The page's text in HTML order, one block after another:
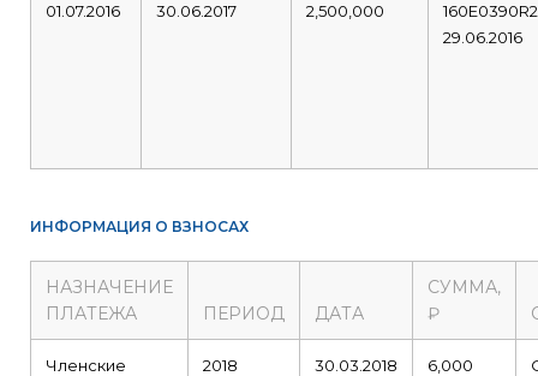
01.07.2016 30.06.2017 2,500,000
29.06.2016
ИНФОРМАЦИЯ О ВЗНОСАХ
НАЗНАЧЕНИЕ
ПЛАТЕЖА
ПЕРИОД ДАТА
СУММА,
₽
Членские
2018 30.03.2018 6,000